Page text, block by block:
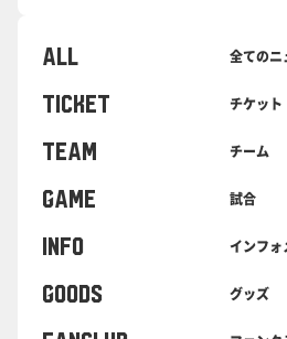
ALL 全てのニ
TICKET チケット
TEAM チーム
GAME 試合
INFO インフォ
GOODS グッズ